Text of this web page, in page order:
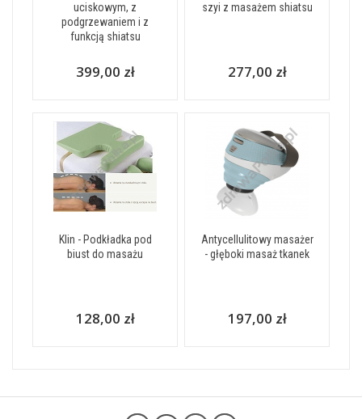
uciskowym, z
podgrzewaniem i z
funkcją shiatsu
399,00 zł
szyi z masażem shiatsu
277,00 zł
Klin - Podkładka pod
biust do masażu
128,00 zł
Antycellulitowy masażer
- głęboki masaż tkanek
197,00 zł